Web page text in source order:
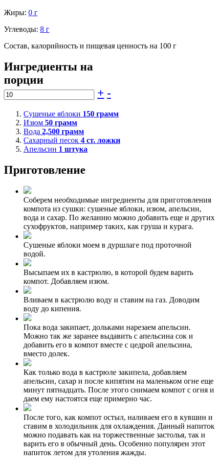
Жиры: 0 г
Углеводы: 8 г
Состав, калорийность и пищевая ценность на 100 г
Ингредиенты на
порции
+ -
Сушеные яблоки 150 грамм
Изюм 50 грамм
Вода 2,500 грамм
Сахарный песок 4 ст. ложки
Апельсин 1 штука
Приготовление
Соберем необходимые ингредиенты для приготовления
компота из сушки: сушеные яблоки, изюм, апельсин,
вода и сахар. По желанию можно добавить еще и других
сухофруктов, например таких, как груша и курага.
Сушеные яблоки моем в дуршлаге под проточной
водой.
Высыпаем их в кастрюлю, в которой будем варить
компот. Добавляем изюм.
Вливаем в кастрюлю воду и ставим на газ. Доводим
воду до кипения.
Пока вода закипает, дольками нарезаем апельсин.
Можно так же заранее выдавить с апельсина сок и
добавить его в компот вместе с цедрой апельсина,
вместо долек.
Как только вода в кастрюле закипела, добавляем
апельсин, сахар и после кипятим на маленьком огне еще
минут пятнадцать. После этого снимаем компот с огня и
даем ему настоятся еще примерно час.
После того, как компот остыл, наливаем его в кувшин и
ставим в холодильник для охлаждения. Данный напиток
можно подавать как на торжественные застолья, так и
варить его в обычный день. Особенно популярен этот
напиток летом для утоления жажды.